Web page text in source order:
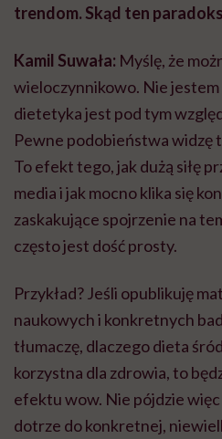
często jest dość prosty.
Przykład? Jeśli opublikuję
naukowych i konkretnych
tłumaczę, dlaczego dieta
korzystna dla zdrowia, to
efektu wow. Nie pójdzie
dotrze do konkretnej,
kolei jeśli ktoś powie, że od
jajek dziennie, wyłącznie
zaskoczenia. Dla ludzi jest to
kontrowersyjne i właśnie
zainteresowanie.
Wskaźniki zasięgów,
pokazują, że nie publikacje